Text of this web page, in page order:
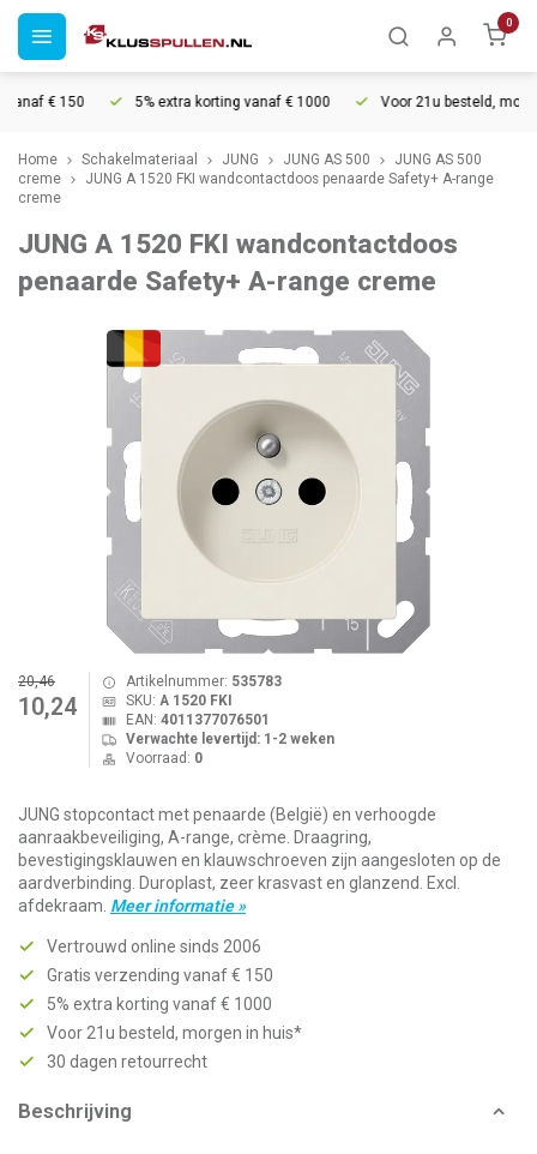
0
€ 150 5% extra korting vanaf € 1000 Voor 21u besteld, morgen
Home Schakelmateriaal JUNG JUNG AS 500
JUNG AS 500
creme
JUNG A 1520 FKI wandcontactdoos penaarde Safety+ A-range
creme
JUNG A 1520 FKI wandcontactdoos
penaarde Safety+ A-range creme
20,46
10,24
Artikelnummer: 535783
SKU: A 1520 FKI
EAN: 4011377076501
Verwachte levertijd: 1-2 weken
Voorraad: 0
JUNG stopcontact met penaarde (België) en verhoogde
aanraakbeveiliging, A-range, crème. Draagring,
bevestigingsklauwen en klauwschroeven zijn aangesloten op de
aardverbinding. Duroplast, zeer krasvast en glanzend. Excl.
afdekraam. Meer informatie »
Vertrouwd online sinds 2006
Gratis verzending vanaf € 150
5% extra korting vanaf € 1000
Voor 21u besteld, morgen in huis*
30 dagen retourrecht
Beschrijving